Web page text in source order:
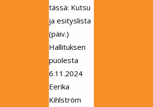
tässä: Kutsu
ja esityslista
(päiv.)
Hallituksen
puolesta
6.11.2024
Eerika
Kihlström